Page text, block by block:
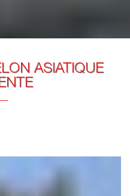
ASIATIQUE